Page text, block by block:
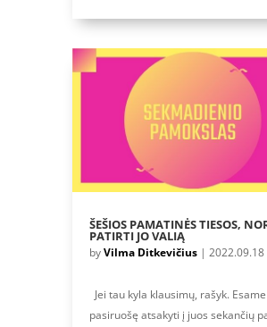
ŠEŠIOS PAMATINĖS TIESOS,
PATIRTI JO VALIĄ
byVilma Ditkevičius| 2022.09.18
Jei tau kyla klausimų, rašyk. Esame
pasiruošę atsakyti į juos sekančių